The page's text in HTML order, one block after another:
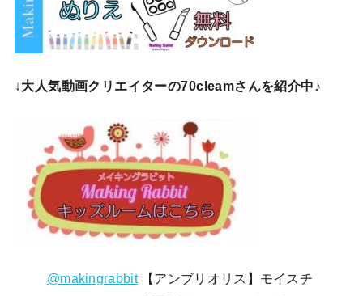
↓大人気動画クリエイターの70cleamさんを紹介中♪
@makingrabbit【アンブリオリス】モイスチ